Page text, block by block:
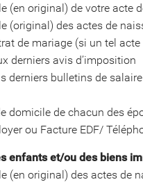
(en original) de votre acte
(original) des actes de
de mariage (si un tel acte
derniers avis d’imposition
derniers bulletins de
domicile de chacun des
ou Facture EDF/
enfants et/ou des biens
(en original) des actes de